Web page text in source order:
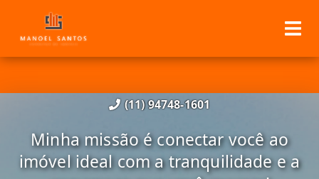
(11) 94748-1601
Minha missão é conectar você ao
imóvel ideal com a tranquilidade e a